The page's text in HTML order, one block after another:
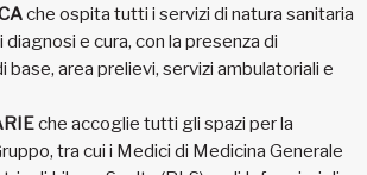
che ospita tutti i servizi di natura sanitaria
diagnosi e cura, con la presenza di
base, area prelievi, servizi ambulatoriali e
che accoglie tutti gli spazi per la
tra cui i Medici di Medicina Generale